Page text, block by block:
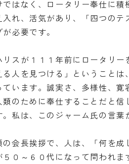
ではなく、ロータリー奉仕に
入れ、活気があり、「四つの
必要です。
リスが１１１年前にロータリ
る人を見つける」ということ
ています。誠実さ、多様性、
類のために奉仕することだと
。私は、このジャーム氏の言葉
の会長挨拶で、人は、「何を
５０～６０代になって問われ